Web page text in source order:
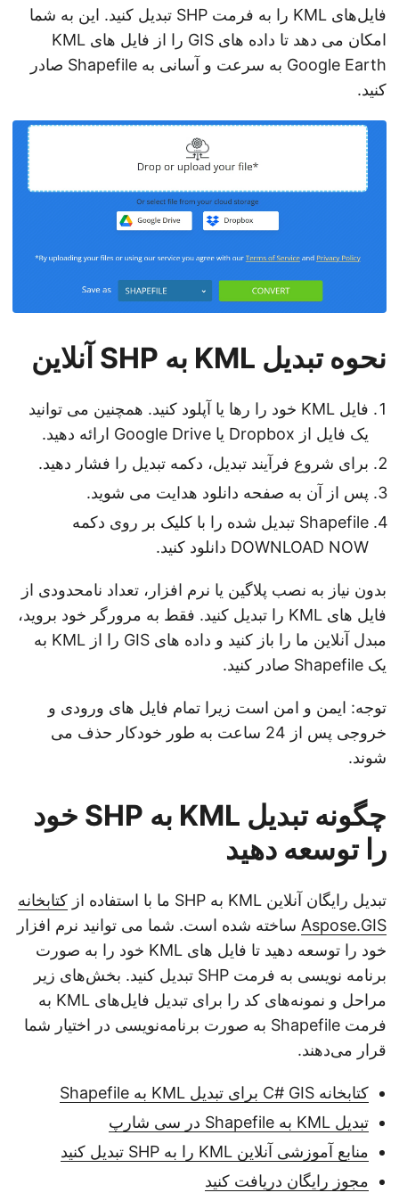
فایل‌های KML را به فرمت SHP تبدیل کنید. این به شما
امکان می دهد تا داده های GIS را از فایل های KML
Google Earth به سرعت و آسانی به Shapefile صادر
کنید.
نحوه تبدیل KML به SHP آنلاین
فایل KML خود را رها یا آپلود کنید. همچنین می توانید
یک فایل از Dropbox یا Google Drive ارائه دهید.
برای شروع فرآیند تبدیل، دکمه تبدیل را فشار دهید.
پس از آن به صفحه دانلود هدایت می شوید.
Shapefile تبدیل شده را با کلیک بر روی دکمه
DOWNLOAD NOW دانلود کنید.
بدون نیاز به نصب پلاگین یا نرم افزار، تعداد نامحدودی از
فایل های KML را تبدیل کنید. فقط به مرورگر خود بروید،
مبدل آنلاین ما را باز کنید و داده های GIS را از KML به
یک Shapefile صادر کنید.
توجه: ایمن و امن است زیرا تمام فایل های ورودی و
خروجی پس از 24 ساعت به طور خودکار حذف می
شوند.
چگونه تبدیل KML به SHP خود
را توسعه دهید
تبدیل رایگان آنلاین KML به SHP ما با استفاده از
کتابخانه
Aspose.GISساخته شده است. شما می توانید نرم افزار
خود را توسعه دهید تا فایل های KML خود را به صورت
برنامه نویسی به فرمت SHP تبدیل کنید. بخش‌های زیر
مراحل و نمونه‌های کد را برای تبدیل فایل‌های KML به
فرمت Shapefile به صورت برنامه‌نویسی در اختیار شما
قرار می‌دهند.
کتابخانه C# GIS برای تبدیل KML به Shapefile
تبدیل KML به Shapefile در سی شارپ
منابع آموزشی آنلاین KML را به SHP تبدیل کنید
مجوز رایگان دریافت کنید